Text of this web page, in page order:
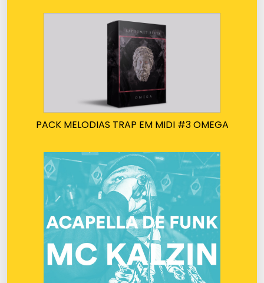
PACK MELODIAS TRAP EM MIDI #3 OMEGA